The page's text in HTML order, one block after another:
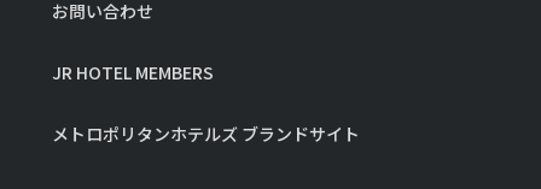
お問い合わせ
JR HOTEL MEMBERS
メトロポリタンホテルズ ブランドサイト